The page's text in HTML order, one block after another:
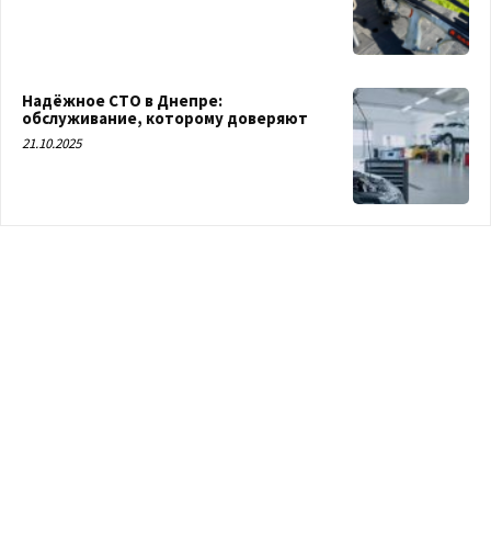
Надёжное СТО в Днепре:
обслуживание, которому доверяют
21.10.2025